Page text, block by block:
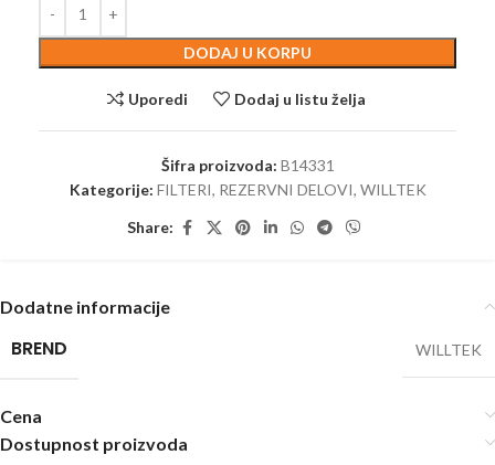
DODAJ U KORPU
Uporedi Dodaj u listu želja
Šifra proizvoda: B14331
Kategorije: FILTERI, REZERVNI DELOVI, WILLTEK
Share:
Dodatne informacije
BREND WILLTEK
Cena
Dostupnost proizvoda